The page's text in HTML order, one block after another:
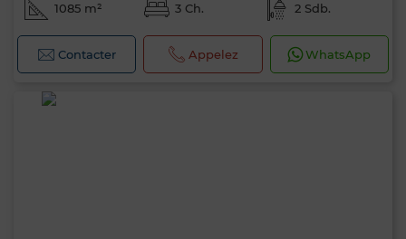
1085 m² 3 Ch. 2 Sdb.
Contacter Appelez WhatsApp